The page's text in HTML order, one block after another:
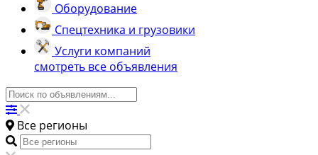
Оборудование
Спецтехника и грузовики
Услуги компаний
смотреть все объявления
Все регионы